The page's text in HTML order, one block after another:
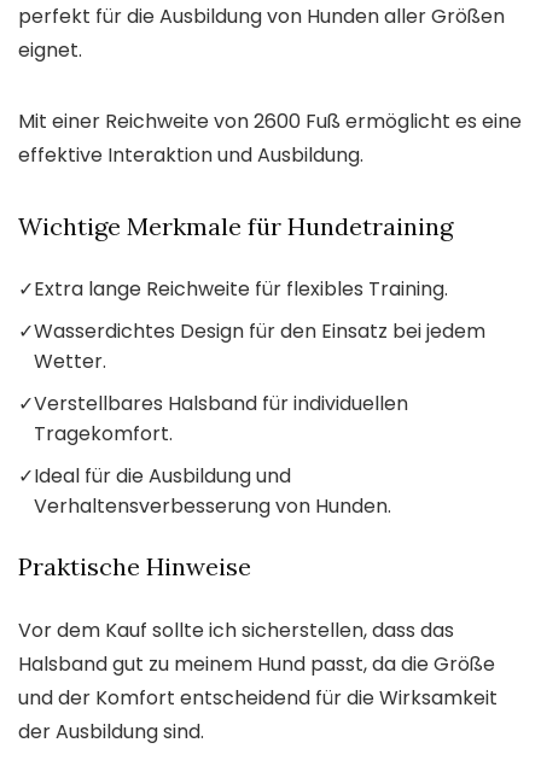
perfekt für die Ausbildung von Hunden aller Größen
eignet.
Mit einer Reichweite von 2600 Fuß ermöglicht es eine
effektive Interaktion und Ausbildung.
Wichtige Merkmale für Hundetraining
✓Extra lange Reichweite für flexibles Training.
✓Wasserdichtes Design für den Einsatz bei jedem
Wetter.
✓Verstellbares Halsband für individuellen
Tragekomfort.
✓Ideal für die Ausbildung und
Verhaltensverbesserung von Hunden.
Praktische Hinweise
Vor dem Kauf sollte ich sicherstellen, dass das
Halsband gut zu meinem Hund passt, da die Größe
und der Komfort entscheidend für die Wirksamkeit
der Ausbildung sind.